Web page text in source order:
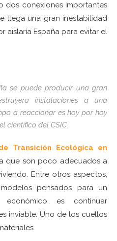
dos conexiones importantes
llega una gran inestabilidad
aislaría España para evitar el
se puede producir una gran
instalaciones a una
a reaccionar es hoy por hoy
científico del CSIC.
Transición Ecológica en
que son poco adecuados a
Entre otros aspectos,
pensados para un
es continuar
inviable. Uno de los cuellos